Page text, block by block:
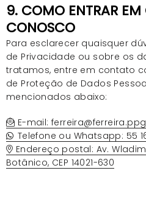
9. COMO ENTRAR
CONOSCO
Para esclarecer quaisquer
de Privacidade ou sobre os
tratamos, entre em contato
de Proteção de Dados
mencionados abaixo:
E-mail:
Telefone ou Whatsapp: 55
Endereço postal: Av.
Botânico, CEP 14021-630